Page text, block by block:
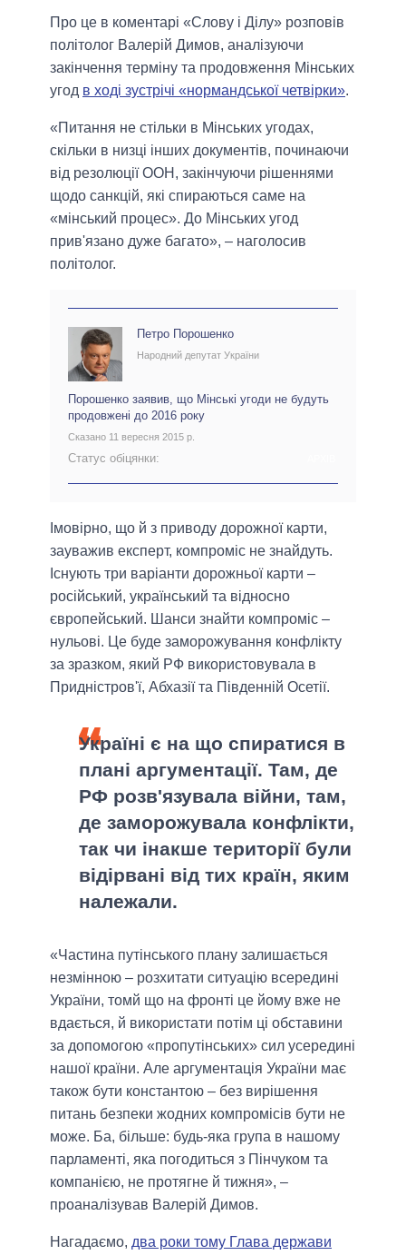
Про це в коментарі «Слову і Ділу» розповів
політолог Валерій Димов, аналізуючи
закінчення терміну та продовження Мінських
угод в ході зустрічі «нормандської четвірки».
«Питання не стільки в Мінських угодах,
скільки в низці інших документів, починаючи
від резолюції ООН, закінчуючи рішеннями
щодо санкцій, які спираються саме на
«мінський процес». До Мінських угод
прив'язано дуже багато», – наголосив
політолог.
Петро Порошенко
Народний депутат України
Порошенко заявив, що Мінські угоди не будуть
продовжені до 2016 року
Сказано 11 вересня 2015 р.
Статус обіцянки:
Імовірно, що й з приводу дорожної карти,
зауважив експерт, компроміс не знайдуть.
Існують три варіанти дорожньої карти –
російський, український та відносно
європейський. Шанси знайти компроміс –
нульові. Це буде заморожування конфлікту
за зразком, який РФ використовувала в
Придністров'ї, Абхазії та Південній Осетії.
Україні є на що спиратися в
плані аргументації. Там, де
РФ розв'язувала війни, там,
де заморожувала конфлікти,
так чи інакше території були
відірвані від тих країн, яким
належали.
«Частина путінського плану залишається
незмінною – розхитати ситуацію всередині
України, томй що на фронті це йому вже не
вдається, й використати потім ці обставини
за допомогою «пропутінських» сил усередині
нашої країни. Але аргументація України має
також бути константою – без вирішення
питань безпеки жодних компромісів бути не
може. Ба, більше: будь-яка група в нашому
парламенті, яка погодиться з Пінчуком та
компанією, не протягне й тижня», –
проаналізував Валерій Димов.
Нагадаємо, два роки тому Глава держави